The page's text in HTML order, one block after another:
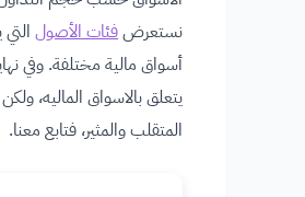
نستعرضفئات الأصولالتي
أسواق مالية مختلفة. وفي
يتعلق بالاسواق الماليه،
المتقلب والمثير، فتابع معنا.